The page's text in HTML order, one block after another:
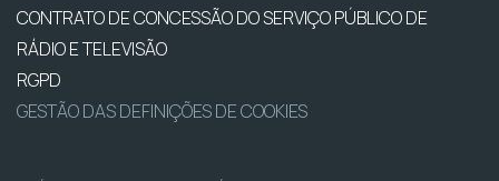
CONTRATO DE CONCESSÃO DO SERVIÇO PÚBLICO DE
RÁDIO E TELEVISÃO
RGPD
GESTÃO DAS DEFINIÇÕES DE COOKIES